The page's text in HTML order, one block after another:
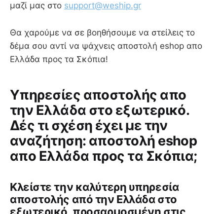
μαζί μας στο support@weship.gr
Θα χαρούμε να σε βοηθήσουμε να στείλεις το
δέμα σου αντί να ψάχνεις αποστολή eshop απο
Ελλάδα προς τα Σκόπια!
Υπηρεσίες αποστολής απο
την Ελλάδα στο εξωτερικό.
Δές τι σχέση έχει με την
αναζήτηση: αποστολή eshop
απο Ελλάδα προς τα Σκόπια;
Κλείστε την καλύτερη υπηρεσία
αποστολής από την Ελλάδα στο